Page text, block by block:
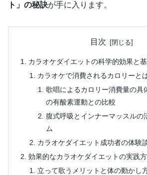
ト」の秘訣が手に入ります。
目次
カラオケダイエットの科学的効果と
カラオケで消費されるカロリーと
歌唱によるカロリー消費量の具
の有酸素運動との比較
腹式呼吸とインナーマッスルの
ム
カラオケダイエット成功者の体験
効果的なカラオケダイエットの実践
立って歌うメリットと体の動かし